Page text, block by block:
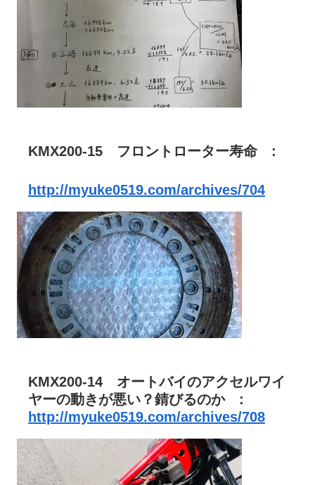
KMX200-15 フロントローター寿命 :
http://myuke0519.com/archives/704
KMX200-14 オートバイのアクセルワイ
ヤーの動きが悪い？錆びるのか :
http://myuke0519.com/archives/708